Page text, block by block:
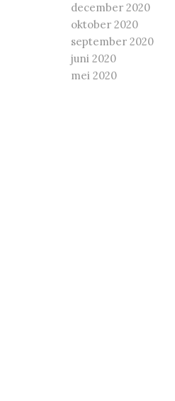
december 2020
oktober 2020
september 2020
juni 2020
mei 2020